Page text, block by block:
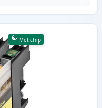
Met chip